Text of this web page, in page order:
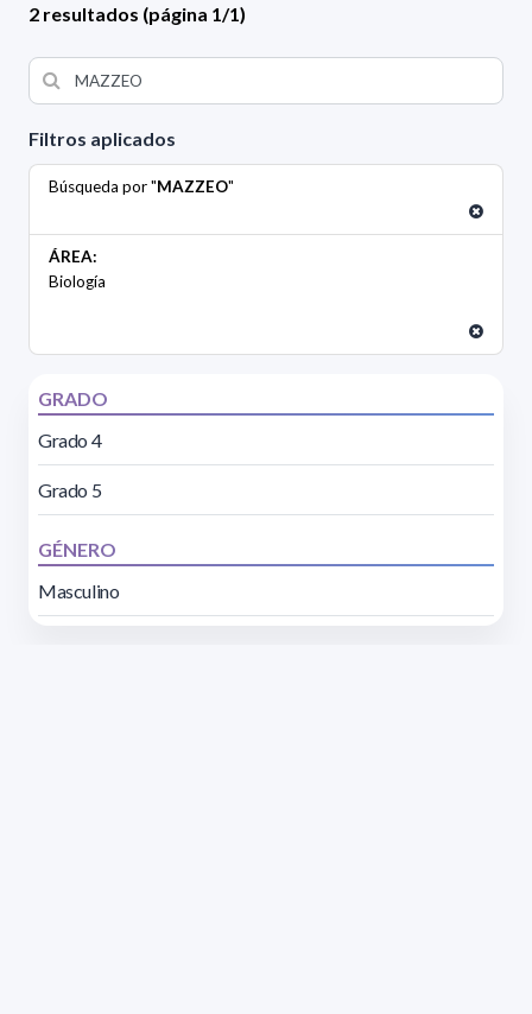
Filtros aplicados
Búsqueda por "MAZZEO"
ÁREA:
Biología
GRADO
Grado 4
Grado 5
GÉNERO
Masculino
2 resultados (página 1/1)